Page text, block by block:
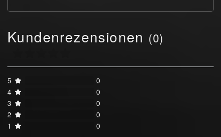
Kundenrezensionen (0)
5
0
4
0
3
0
2
0
1
0